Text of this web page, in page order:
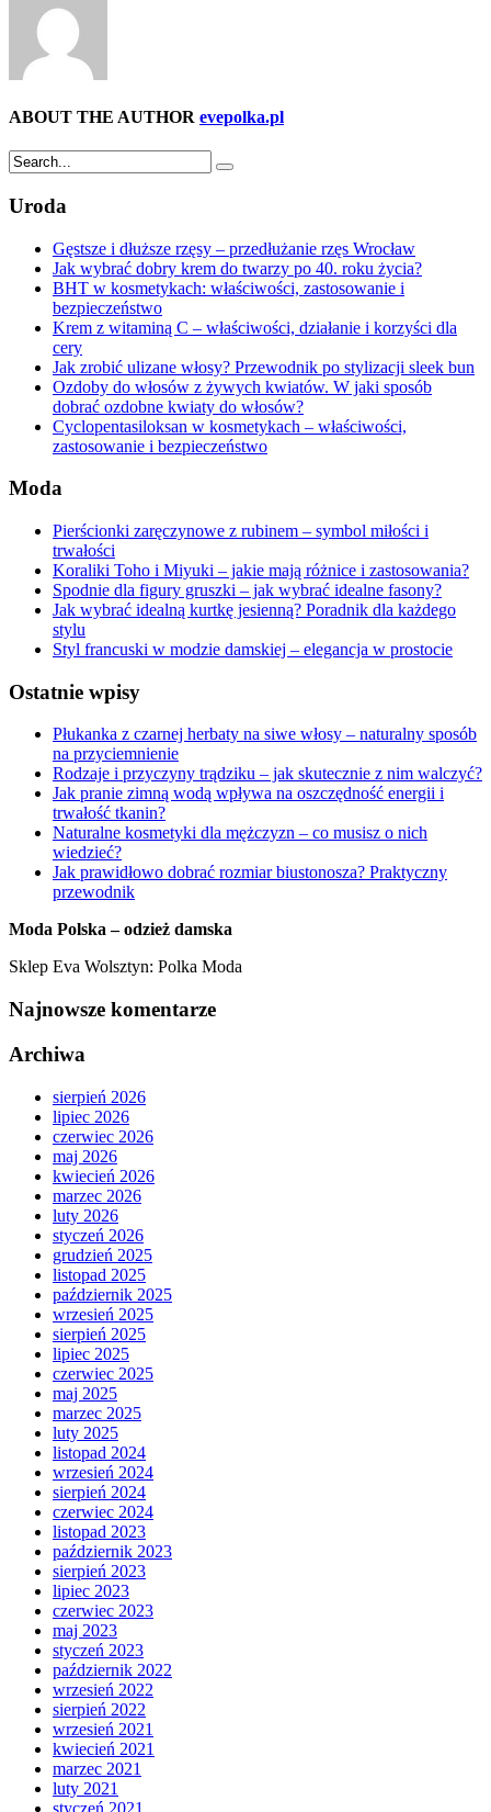
ABOUT THE AUTHOR evepolka.pl
Uroda
Gęstsze i dłuższe rzęsy – przedłużanie rzęs Wrocław
Jak wybrać dobry krem do twarzy po 40. roku życia?
BHT w kosmetykach: właściwości, zastosowanie i
bezpieczeństwo
Krem z witaminą C – właściwości, działanie i korzyści dla
cery
Jak zrobić ulizane włosy? Przewodnik po stylizacji sleek bun
Ozdoby do włosów z żywych kwiatów. W jaki sposób
dobrać ozdobne kwiaty do włosów?
Cyclopentasiloksan w kosmetykach – właściwości,
zastosowanie i bezpieczeństwo
Moda
Pierścionki zaręczynowe z rubinem – symbol miłości i
trwałości
Koraliki Toho i Miyuki – jakie mają różnice i zastosowania?
Spodnie dla figury gruszki – jak wybrać idealne fasony?
Jak wybrać idealną kurtkę jesienną? Poradnik dla każdego
stylu
Styl francuski w modzie damskiej – elegancja w prostocie
Ostatnie wpisy
Płukanka z czarnej herbaty na siwe włosy – naturalny sposób
na przyciemnienie
Rodzaje i przyczyny trądziku – jak skutecznie z nim walczyć?
Jak pranie zimną wodą wpływa na oszczędność energii i
trwałość tkanin?
Naturalne kosmetyki dla mężczyzn – co musisz o nich
wiedzieć?
Jak prawidłowo dobrać rozmiar biustonosza? Praktyczny
przewodnik
Moda Polska – odzież damska
Sklep Eva Wolsztyn: Polka Moda
Najnowsze komentarze
Archiwa
sierpień 2026
lipiec 2026
czerwiec 2026
maj 2026
kwiecień 2026
marzec 2026
luty 2026
styczeń 2026
grudzień 2025
listopad 2025
październik 2025
wrzesień 2025
sierpień 2025
lipiec 2025
czerwiec 2025
maj 2025
marzec 2025
luty 2025
listopad 2024
wrzesień 2024
sierpień 2024
czerwiec 2024
listopad 2023
październik 2023
sierpień 2023
lipiec 2023
czerwiec 2023
maj 2023
styczeń 2023
październik 2022
wrzesień 2022
sierpień 2022
wrzesień 2021
kwiecień 2021
marzec 2021
luty 2021
styczeń 2021